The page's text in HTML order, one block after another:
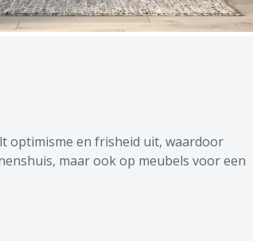
optimisme en frisheid uit, waardoor
maar ook op meubels voor een